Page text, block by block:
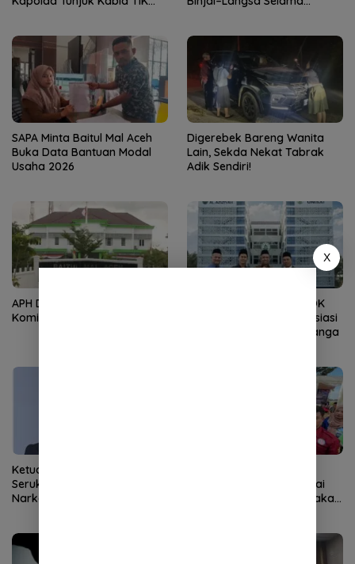
SAPA Minta Baitul Mal Aceh
Buka Data Bantuan Modal
Usaha 2026
Digerebek Bareng Wanita
Lain, Sekda Nekat Tabrak
Adik Sendiri!
APH Didesak Periksa
Komisioner Baitul Mal Aceh
Kembali Nahkodai APDOK
PAI, Silahuddin Tuai Apresiasi
dari LPPM UNISAI Samalanga
Ketua DPRK Banda Aceh
Serukan Perang Lawan
Narkoba
Pohon di Bantaran Sungai
Alue Naga, Ajak Masyarakat
X